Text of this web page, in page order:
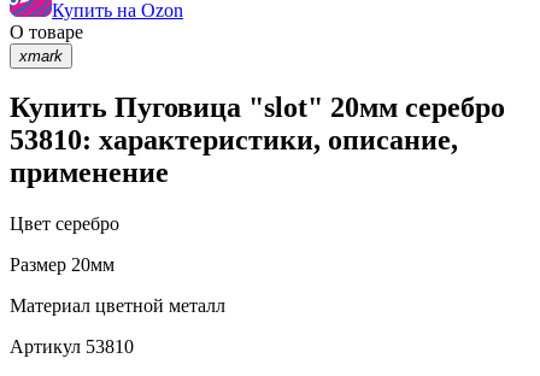
Купить на Ozon
О товаре
xmark
Купить Пуговица "slot" 20мм серебро
53810: характеристики, описание,
применение
Цвет серебро
Размер 20мм
Материал цветной металл
Артикул 53810